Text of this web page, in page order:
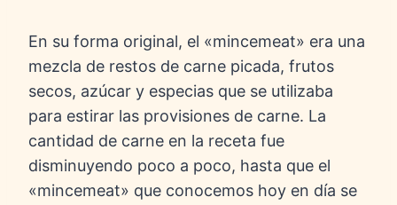
En su forma original, el «mincemeat» era una
mezcla de restos de carne picada, frutos
secos, azúcar y especias que se utilizaba
para estirar las provisiones de carne. La
cantidad de carne en la receta fue
disminuyendo poco a poco, hasta que el
«mincemeat» que conocemos hoy en día se